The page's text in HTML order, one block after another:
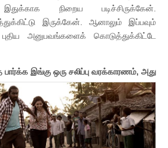
நிறைய படிச்சிருக்கேன்.
இருக்கேன். ஆனாலும் இப்பவும்
அனுபவங்களைக் கொடுத்துக்கிட்டே
பார்க்க இங்கு ஒரு சலிப்பு வரக்காரணம், அது